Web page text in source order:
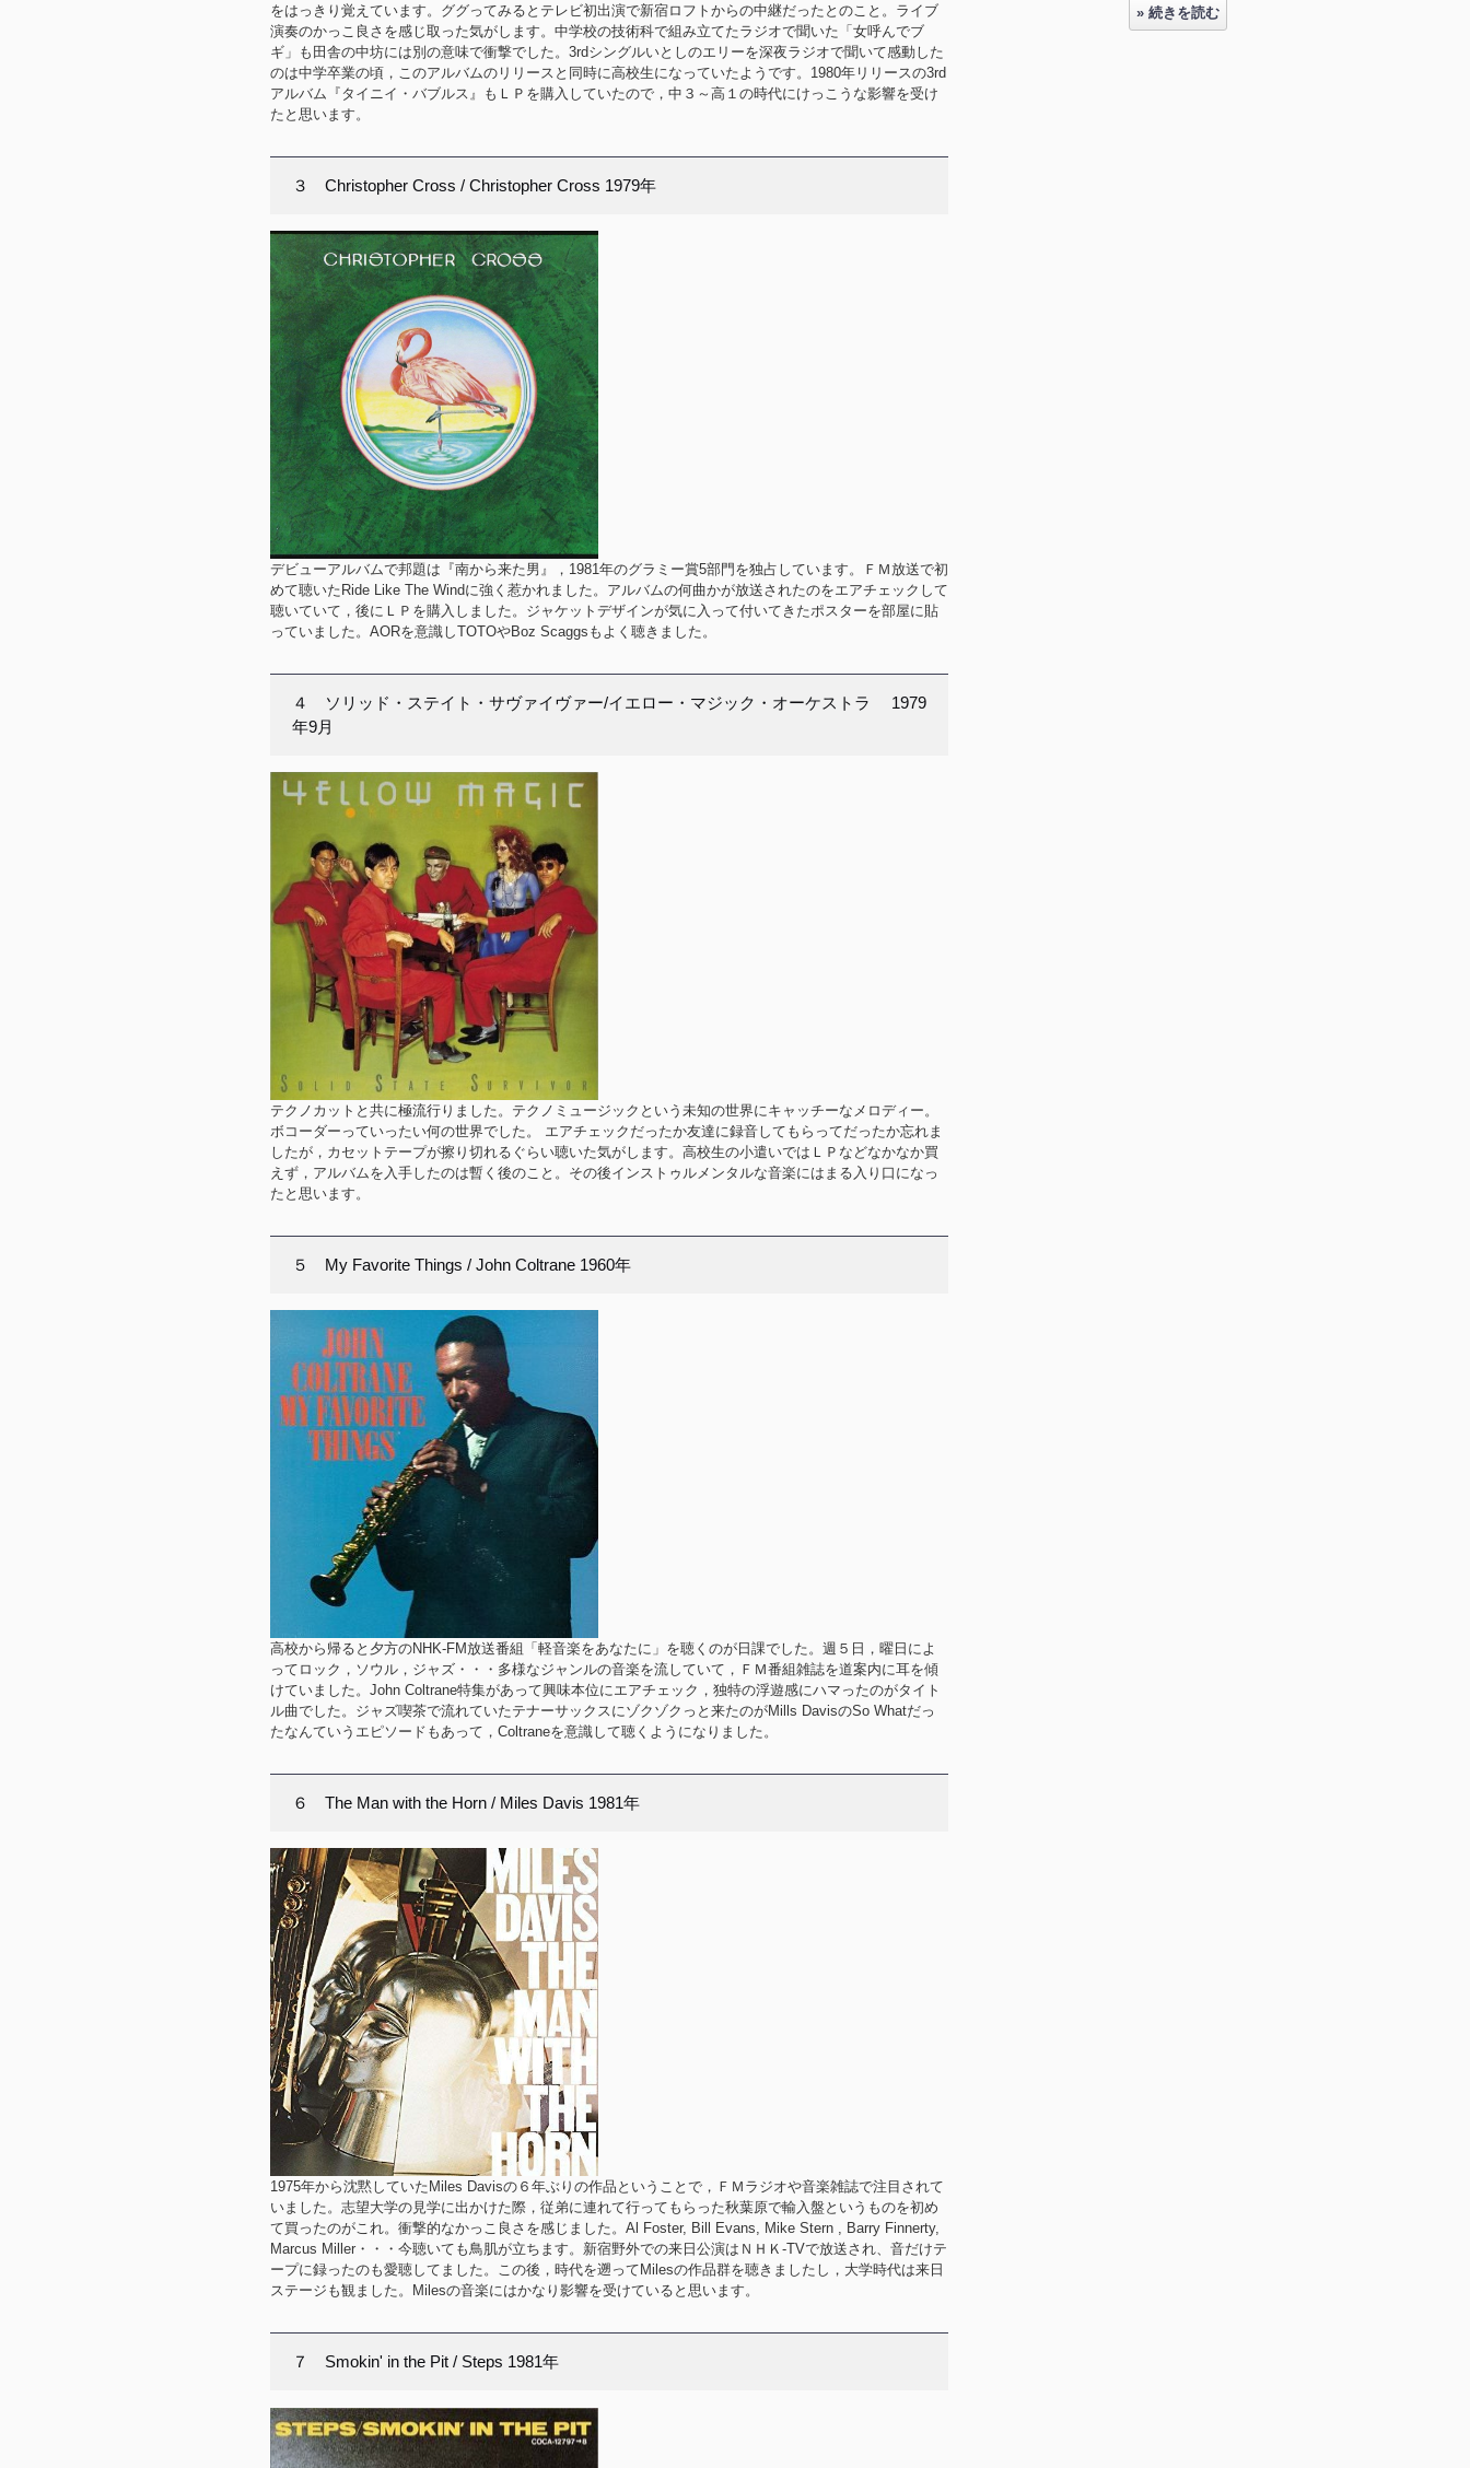
をはっきり覚えています。ググってみるとテレビ初出演で新宿ロフトからの中継だったとのこと。ライブ
演奏のかっこ良さを感じ取った気がします。中学校の技術科で組み立てたラジオで聞いた「女呼んでブ
ギ」も田舎の中坊には別の意味で衝撃でした。3rdシングルいとしのエリーを深夜ラジオで聞いて感動した
のは中学卒業の頃，このアルバムのリリースと同時に高校生になっていたようです。1980年リリースの3rd
アルバム『タイニイ・バブルス』もＬＰを購入していたので，中３～高１の時代にけっこうな影響を受け
たと思います。
３ Christopher Cross / Christopher Cross 1979年
デビューアルバムで邦題は『南から来た男』，1981年のグラミー賞5部門を独占しています。ＦＭ放送で初
めて聴いたRide Like The Windに強く惹かれました。アルバムの何曲かが放送されたのをエアチェックして
聴いていて，後にＬＰを購入しました。ジャケットデザインが気に入って付いてきたポスターを部屋に貼
っていました。AORを意識しTOTOやBoz Scaggsもよく聴きました。
４ ソリッド・ステイト・サヴァイヴァー/イエロー・マジック・オーケストラ 1979
年9月
テクノカットと共に極流行りました。テクノミュージックという未知の世界にキャッチーなメロディー。
ボコーダーっていったい何の世界でした。 エアチェックだったか友達に録音してもらってだったか忘れま
したが，カセットテープが擦り切れるぐらい聴いた気がします。高校生の小遣いではＬＰなどなかなか買
えず，アルバムを入手したのは暫く後のこと。その後インストゥルメンタルな音楽にはまる入り口になっ
たと思います。
５ My Favorite Things / John Coltrane 1960年
高校から帰ると夕方のNHK-FM放送番組「軽音楽をあなたに」を聴くのが日課でした。週５日，曜日によ
ってロック，ソウル，ジャズ・・・多様なジャンルの音楽を流していて，ＦＭ番組雑誌を道案内に耳を傾
けていました。John Coltrane特集があって興味本位にエアチェック，独特の浮遊感にハマったのがタイト
ル曲でした。ジャズ喫茶で流れていたテナーサックスにゾクゾクっと来たのがMills DavisのSo Whatだっ
たなんていうエピソードもあって，Coltraneを意識して聴くようになりました。
６ The Man with the Horn / Miles Davis 1981年
1975年から沈黙していたMiles Davisの６年ぶりの作品ということで，ＦＭラジオや音楽雑誌で注目されて
いました。志望大学の見学に出かけた際，従弟に連れて行ってもらった秋葉原で輸入盤というものを初め
て買ったのがこれ。衝撃的なかっこ良さを感じました。Al Foster, Bill Evans, Mike Stern , Barry Finnerty,
Marcus Miller・・・今聴いても鳥肌が立ちます。新宿野外での来日公演はＮＨＫ-TVで放送され、音だけテ
ープに録ったのも愛聴してました。この後，時代を遡ってMilesの作品群を聴きましたし，大学時代は来日
ステージも観ました。Milesの音楽にはかなり影響を受けていると思います。
７ Smokin' in the Pit / Steps 1981年
» 続きを読む